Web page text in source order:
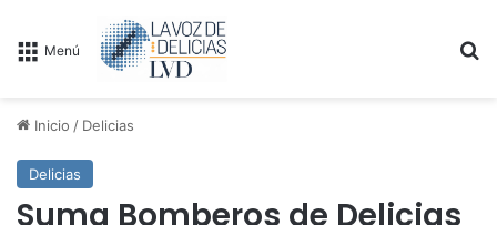
Menú
Inicio / Delicias
Delicias
Suma Bomberos de Delicias